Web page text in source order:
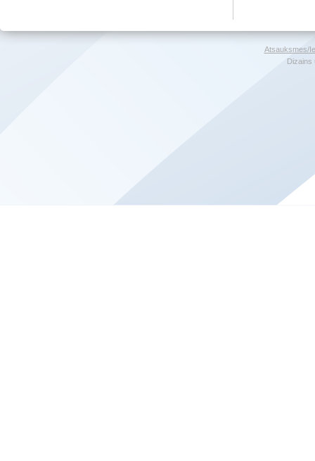
Atsauksmes/
Dizains